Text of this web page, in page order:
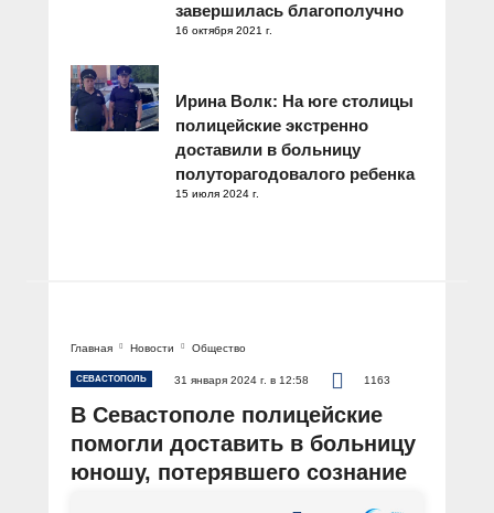
завершилась благополучно
16 октября 2021 г.
Ирина Волк: На юге столицы
полицейские экстренно
доставили в больницу
полуторагодовалого ребенка
15 июля 2024 г.
Главная Новости Общество
СЕВАСТОПОЛЬ 31 января 2024 г. в 12:58 1163
В Севастополе полицейские
помогли доставить в больницу
юношу, потерявшего сознание